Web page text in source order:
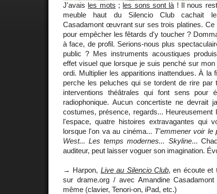
J'avais les mots ; les sons sont là ! Il nous
meuble haut du Silencio Club cachait
Casadamont œuvrant sur ses trois platines. Ce
pour empêcher les fêtards d'y toucher ?
à face, de profil. Serions-nous plus
public ? Mes instruments acoustiques
effet visuel que lorsque je suis penché sur
ordi. Multiplier les apparitions inattendues. À la
perche les peluches qui se tordent de rire par
interventions théâtrales qui font sens pour
radiophonique. Aucun concertiste ne devrait
costumes, présence, regards... Heureusement
l'espace, quatre histoires extravagantes qui
lorsque l'on va au cinéma... T'emmener voir le
West... Les temps modernes... Skyline...
auditeur, peut laisser voguer son imagination.
→ Harpon, Live au Silencio Club, en écoute et
sur drame.org / avec Amandine
même (clavier, Tenori-on, iPad, etc.)